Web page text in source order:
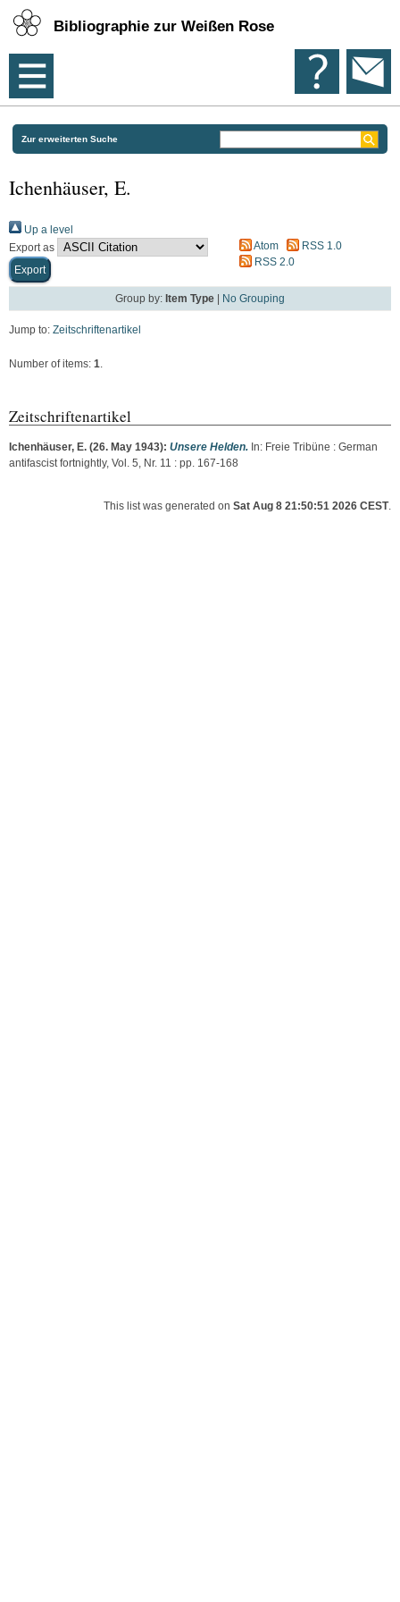
Bibliographie zur Weißen Rose
Zur erweiterten Suche
Ichenhäuser, E.
Up a level
Export as
Atom
RSS 1.0
RSS 2.0
Group by: Item Type No Grouping
Jump to: Zeitschriftenartikel
Number of items: 1.
Zeitschriftenartikel
Ichenhäuser, E. (26. May 1943): Unsere Helden. In: Freie Tribüne : German
antifascist fortnightly, Vol. 5, Nr. 11 : pp. 167-168
This list was generated on Sat Aug 8 21:50:51 2026 CEST.